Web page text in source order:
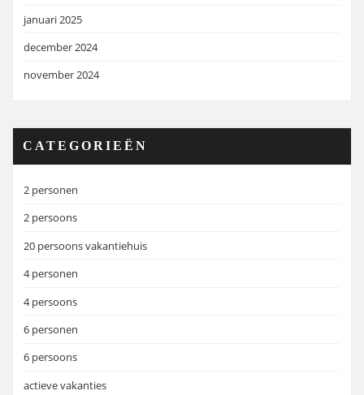
januari 2025
december 2024
november 2024
CATEGORIEËN
2 personen
2 persoons
20 persoons vakantiehuis
4 personen
4 persoons
6 personen
6 persoons
actieve vakanties